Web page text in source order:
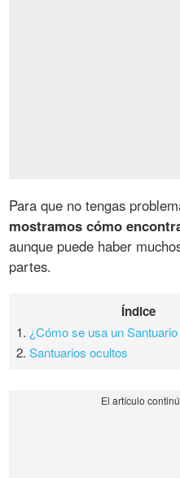
Para que no tengas
mostramos cómo
aunque puede haber
partes.
Índice
1. ¿Cómo se usa un
2.Santuarios ocultos